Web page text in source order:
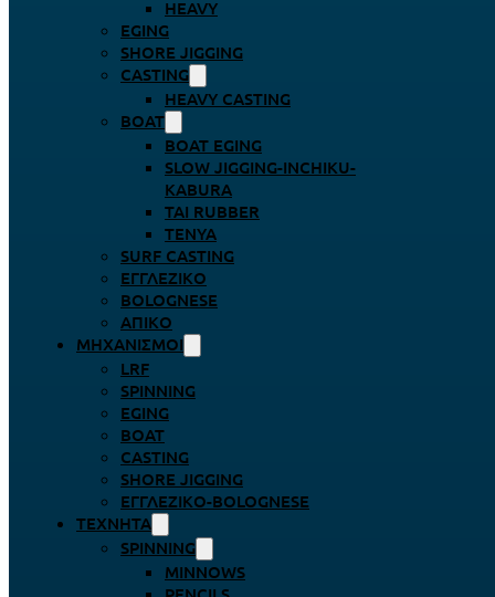
HEAVY
EGING
SHORE JIGGING
CASTING
HEAVY CASTING
BOAT
BOAT EGING
SLOW JIGGING-INCHIKU-
KABURA
TAI RUBBER
TENYA
SURF CASTING
ΕΓΓΛΈΖΙΚΟ
BOLOGNESE
ΑΠΊΚΟ
ΜΗΧΑΝΙΣΜΟΊ
LRF
SPINNING
EGING
BOAT
CASTING
SHORE JIGGING
ΕΓΓΛΈΖΙΚΟ-BOLOGNESE
ΤΕΧΝΗΤΆ
SPINNING
MINNOWS